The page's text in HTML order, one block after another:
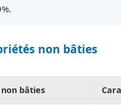
non bâties
bâties